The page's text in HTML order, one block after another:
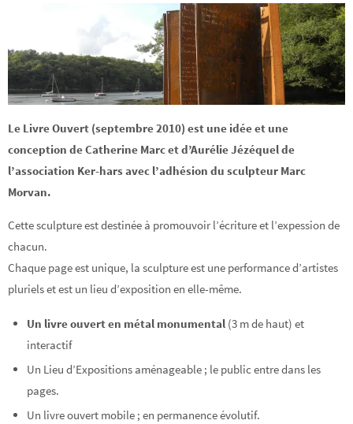
Le Livre Ouvert (septembre 2010) est une idée et une
conception de Catherine Marc et d’Aurélie Jézéquel de
l’association Ker-hars avec l’adhésion du sculpteur Marc
Morvan.
Cette sculpture est destinée à promouvoir l’écriture et l’expession de
chacun.
Chaque page est unique, la sculpture est une performance d’artistes
pluriels et est un lieu d’exposition en elle-même.
Un livre ouvert en métal monumental (3 m de haut) et
interactif
Un Lieu d’Expositions aménageable ; le public entre dans les
pages.
Un livre ouvert mobile ; en permanence évolutif.